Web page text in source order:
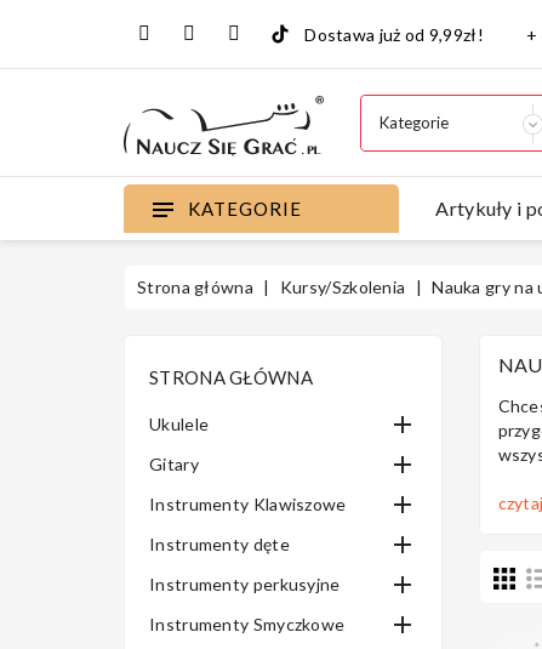
Dostawa już od 9,99zł! +
KATEGORIE Artykuły i
Strona główna Kursy/Szkolenia Nauka gry na
STRONA GŁÓWNA
Ukulele 
Gitary 
Instrumenty Klawiszowe 
Instrumenty dęte 
Instrumenty perkusyjne 
Instrumenty Smyczkowe 